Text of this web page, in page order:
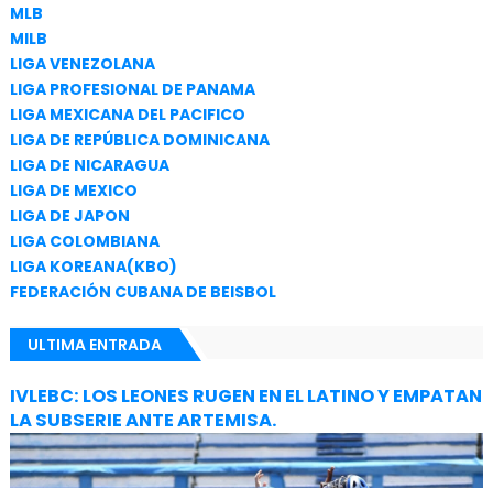
MLB
MILB
LIGA VENEZOLANA
LIGA PROFESIONAL DE PANAMA
LIGA MEXICANA DEL PACIFICO
LIGA DE REPÚBLICA DOMINICANA
LIGA DE NICARAGUA
LIGA DE MEXICO
LIGA DE JAPON
LIGA COLOMBIANA
LIGA KOREANA(KBO)
FEDERACIÓN CUBANA DE BEISBOL
ULTIMA ENTRADA
IVLEBC: LOS LEONES RUGEN EN EL LATINO Y EMPATAN
LA SUBSERIE ANTE ARTEMISA.